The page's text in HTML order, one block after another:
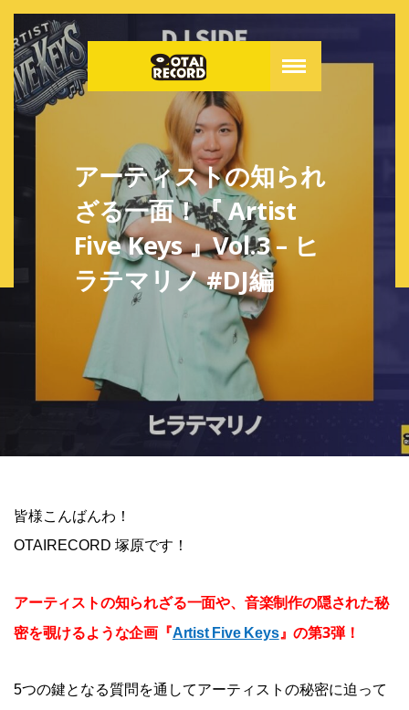
アーティストの知られ
ざる一面！『 Artist
Five Keys 』Vol.3 – ヒ
ラテマリノ #DJ編
皆様こんばんわ！
OTAIRECORD 塚原です！
アーティストの知られざる一面や、音楽制作の隠された秘
密を覗けるような企画『Artist Five Keys』の第3弾！
5つの鍵となる質問を通してアーティストの秘密に迫って